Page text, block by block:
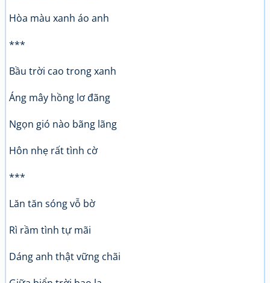
Hòa màu xanh áo anh
***
Bầu trời cao trong xanh
Áng mây hồng lơ đãng
Ngọn gió nào bãng lãng
Hôn nhẹ rất tình cờ
***
Lăn tăn sóng vỗ bờ
Rì rầm tình tự mãi
Dáng anh thật vững chãi